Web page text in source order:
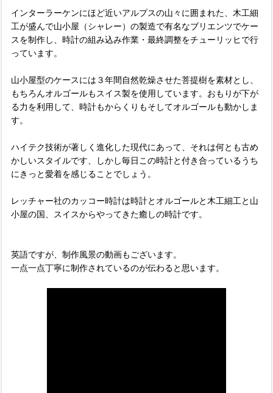
インターラーケンにほど近いアルプスの山々に囲まれた、木工細
工が盛んで山小屋（シャレー）の製造で有名なブリエンツでケー
スを制作し、時計の組み込み作業・最終調整をチューリッヒで行
っています。
山小屋型のケースには３年間自然乾燥させた菩提樹を素材とし、
もちろんオルゴールもスイス製を使用しています。おもりが下が
る力を利用して、時計もからくりもそしてオルゴールも動かしま
す。
ハイテク技術が著しく進化した現代にあって、それは何とも古め
かしいスタイルです、しかし毎日この時計と付き合っているうち
にきっと愛着を感じることでしょう。
レッチャー社のカッコー時計は時計とオルゴールと木工細工と山
小屋の国、スイスからやってきた癒しの時計です。
英語ですが、制作風景の動画もございます。
一点一点丁寧に制作されているのが伝わると思います。